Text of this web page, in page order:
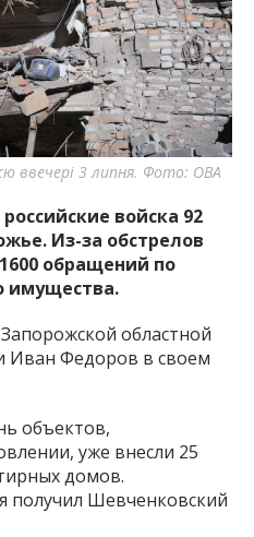
информацию о событиях
Запорожья и области.
ввечері 3 липня. Фото: ОВА
войска 92
Из-за обстрелов
обращений по
имущества.
областной
Иван Федоров в своем
объектов,
уже внесли 25
домов.
получил Шевченковский